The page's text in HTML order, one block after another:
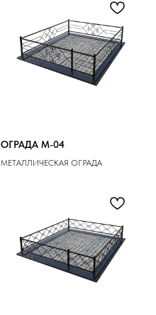
ОГРАДА M-04
МЕТАЛЛИЧЕСКАЯ ОГРАДА